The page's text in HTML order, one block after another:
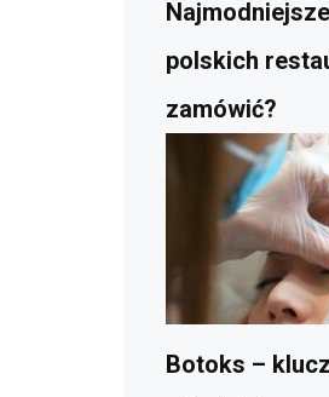
polskich
zamówić?
Botoks –